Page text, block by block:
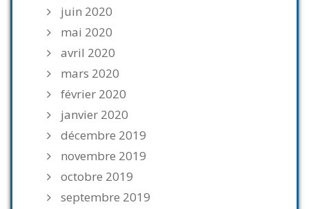
juin 2020
mai 2020
avril 2020
mars 2020
février 2020
janvier 2020
décembre 2019
novembre 2019
octobre 2019
septembre 2019